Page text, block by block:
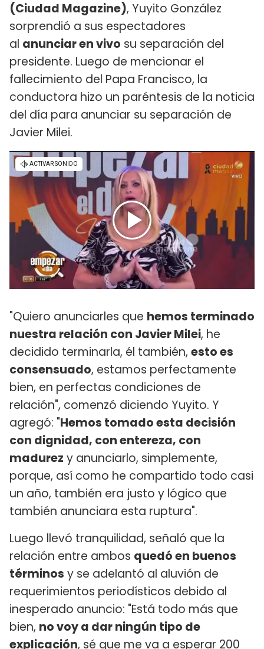
(Ciudad Magazine), Yuyito González
sorprendió a sus espectadores
al anunciar en vivo su separación del
presidente. Luego de mencionar el
fallecimiento del Papa Francisco, la
conductora hizo un paréntesis de la noticia
del día para anunciar su separación de
Javier Milei.
"Quiero anunciarles que hemos terminado
nuestra relación con Javier Milei, he
decidido terminarla, él también, esto es
consensuado, estamos perfectamente
bien, en perfectas condiciones de
relación", comenzó diciendo Yuyito. Y
agregó: "Hemos tomado esta decisión
con dignidad, con entereza, con
madurez y anunciarlo, simplemente,
porque, así como he compartido todo casi
un año, también era justo y lógico que
también anunciara esta ruptura".
Luego llevó tranquilidad, señaló que la
relación entre ambos quedó en buenos
términos y se adelantó al aluvión de
requerimientos periodísticos debido al
inesperado anuncio: "Está todo más que
bien, no voy a dar ningún tipo de
explicación, sé que me va a esperar 200